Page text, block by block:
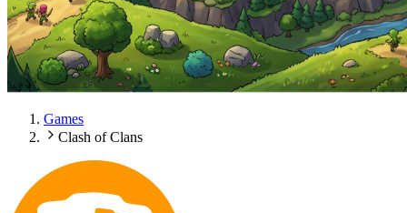
Games
Clash of Clans